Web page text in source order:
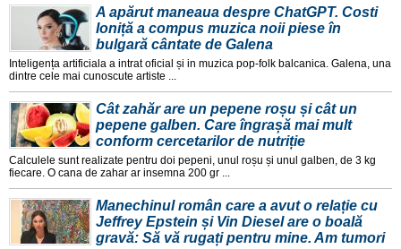
A apărut maneaua despre ChatGPT. Costi
Ioniță a compus muzica noii piese în
bulgară cântate de Galena
Inteligența artificiala a intrat oficial și in muzica pop-folk balcanica. Galena, una
dintre cele mai cunoscute artiste ...
Cât zahăr are un pepene roșu și cât un
pepene galben. Care îngrașă mai mult
conform cercetarilor de nutriție
Calculele sunt realizate pentru doi pepeni, unul roșu și unul galben, de 3 kg
fiecare. O cana de zahar ar insemna 200 gr ...
Manechinul român care a avut o relație cu
Jeffrey Epstein și Vin Diesel are o boală
gravă: Să vă rugați pentru mine. Am tumori